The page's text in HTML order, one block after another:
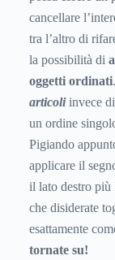
cancellare
tra l’altro di
la possibilità di
oggetti ordinati
articoliinvece di
un ordine
Pigiando
applicare il
il lato destro
che disiderate
esattamente
tornate su!